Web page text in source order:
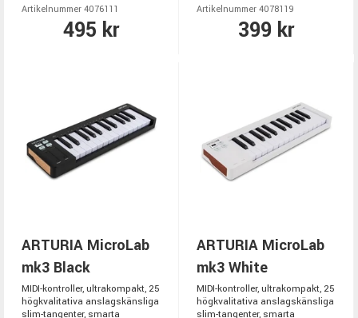
Artikelnummer 4076111
495 kr
Artikelnummer 4078119
399 kr
ARTURIA MicroLab
mk3 Black
MIDI-kontroller, ultrakompakt, 25
högkvalitativa anslagskänsliga
slim-tangenter, smarta
ARTURIA MicroLab
mk3 White
MIDI-kontroller, ultrakompakt, 25
högkvalitativa anslagskänsliga
slim-tangenter, smarta